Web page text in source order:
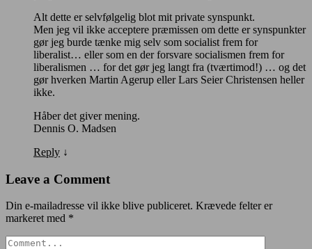
Alt dette er selvfølgelig blot mit private synspunkt.
Men jeg vil ikke acceptere præmissen om dette er synspunkter
gør jeg burde tænke mig selv som socialist frem for
liberalist… eller som en der forsvare socialismen frem for
liberalismen … for det gør jeg langt fra (tværtimod!) … og det
gør hverken Martin Agerup eller Lars Seier Christensen heller
ikke.
Håber det giver mening.
Dennis O. Madsen
Reply ↓
Leave a Comment
Din e-mailadresse vil ikke blive publiceret. Krævede felter er
markeret med *